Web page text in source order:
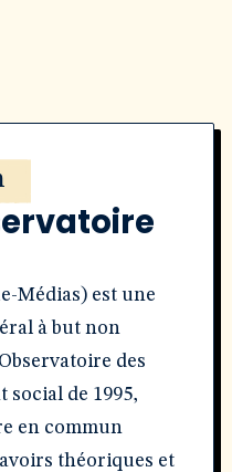
Médias) est une
à but non
des
social de 1995,
en commun
théoriques et